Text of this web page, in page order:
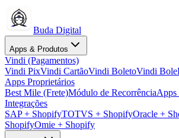
Buda Digital
Apps & Produtos
Vindi (Pagamentos)
Vindi PixVindi CartãoVindi BoletoVindi
Apps Proprietários
Best Mile (Frete)Módulo de RecorrênciaApps
Integrações
SAP + ShopifyTOTVS + ShopifyOracle +
ShopifyOmie + Shopify